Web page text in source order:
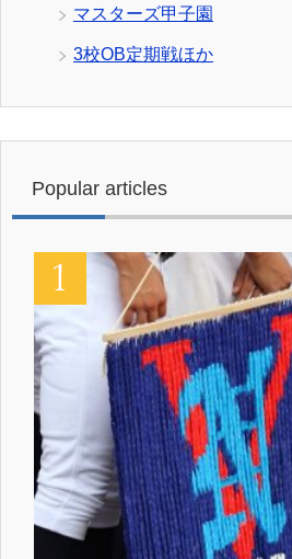
マスターズ甲子園
3校OB定期戦ほか
Popular articles